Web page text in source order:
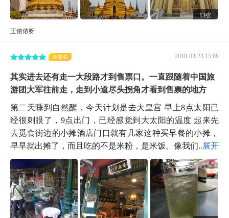
13张
王侬侬呀
2018-03-23 15:08
金骆驼
其实进去还有走一大段路才到售票口。一直跟随着中国旅
游团大军往前走，走到小道尽头拐角才看到售票的地方
第二天睡到自然醒，今天计划是去大皇宫 早上8点太阳已
经很刺眼了，9点出门，已经感觉到大太阳的温度 起来先
去觅食街边的小摊酒店门口就有几家这种买早餐的小摊，
早早就出摊了，而且吃的不是米粉，是米饭。像我们...展开